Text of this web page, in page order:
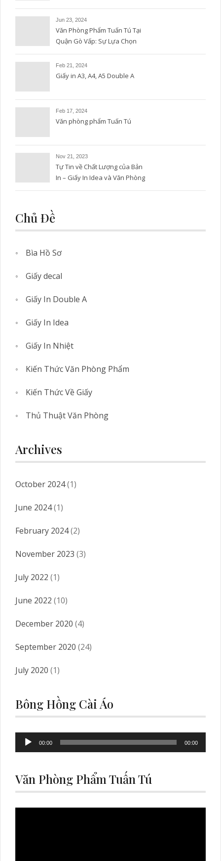
Phẩm Uy Tín và Chất Lượng
Jun 23, 2024
Văn Phòng Phẩm Tuấn Tú Tại
Quận Gò Vấp: Sự Lựa Chọn
Hoàn Hảo
Feb 21, 2024
Giấy in A3, A4, A5 Double A
Feb 17, 2024
Văn phòng phẩm Tuấn Tú
Nov 21, 2023
Tự Tin về Chất Lượng của Bản
In – Giấy In Idea và Văn Phòng
Phẩm Tuấn Tú
Chủ Đề
Bìa Hồ Sơ
Giấy decal
Giấy In Double A
Giấy In Idea
Giấy In Nhiệt
Kiến Thức Văn Phòng Phẩm
Kiến Thức Về Giấy
Thủ Thuật Văn Phòng
Archives
October 2024(1)
June 2024(1)
February 2024(2)
November 2023 (3)
July 2022 (1)
June 2022 (10)
December 2020 (4)
September 2020 (24)
July 2020 (1)
Bông Hồng Cài Áo
Audio
Player
00:00 00:00
Văn Phòng Phẩm Tuấn Tú